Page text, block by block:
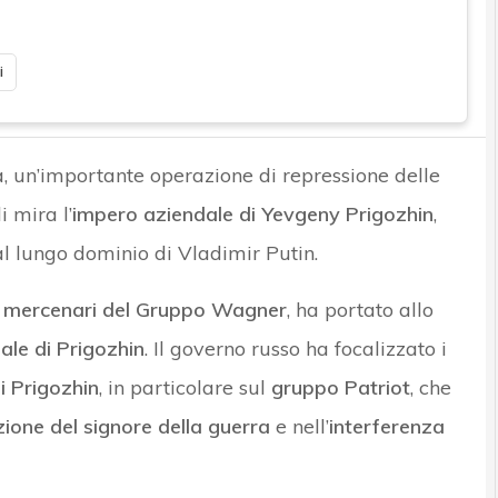
operazione di repressione delle
mira l’impero aziendale di Yevgeny Prigozhin,
lungo dominio di Vladimir Putin.
del Gruppo Wagner, ha portato allo
di Prigozhin. Il governo russo ha focalizzato i
Prigozhin, in particolare sul gruppo Patriot, che
del signore della guerra e nell’interferenza